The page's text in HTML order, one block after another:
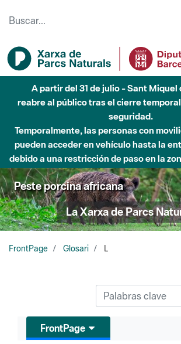
A partir del 31 de julio - Sant Miquel
reabre al público tras el cierre
seguridad.
Temporalmente, las personas con
pueden acceder en vehículo hasta la
debido a una restricción de paso en la
Peste porcina africana
La Xarxa de Parcs
FrontPage Glosari L
FrontPage